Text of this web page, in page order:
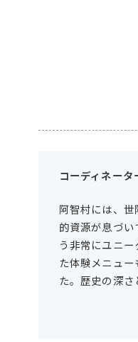
コーディネータ
阿智村には、世
的資源が息づ
う非常にユニ
た体験メニュ
た。歴史の深